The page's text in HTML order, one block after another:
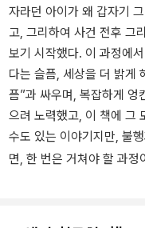
자라던 아이가 왜 갑자기
고, 그리하여 사건 전후 그
보기 시작했다. 이 과정에
다는 슬픔, 세상을 더 밝게
픔”과 싸우며, 복잡하게 엉
으려 노력했고, 이 책에 그
수도 있는 이야기지만, 불
면, 한 번은 거쳐야 할 과정